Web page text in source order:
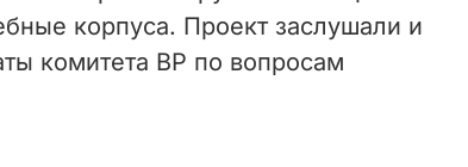
корпуса. Проект заслушали и
комитета ВР по вопросам